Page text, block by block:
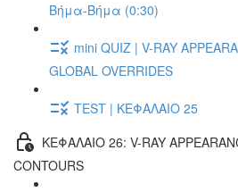
Βήμα-Βήμα (0:30)
mini QUIZ | V-RAY
GLOBAL OVERRIDES
TEST | ΚΕΦΑΛΑΙΟ 25
ΚΕΦΑΛΑΙΟ 26: V-RAY
CONTOURS